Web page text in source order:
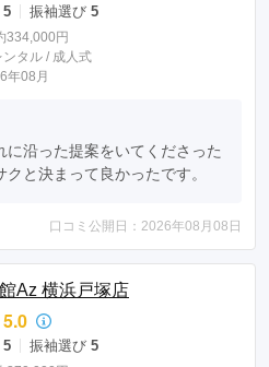
5 振袖選び 5
334,000円
ンタル / 成人式
年08月
沿った提案をいてくださった
と決まって良かったです。
口コミ公開日：2026年08月08日
Az 横浜戸塚店
5.0
5 振袖選び 5